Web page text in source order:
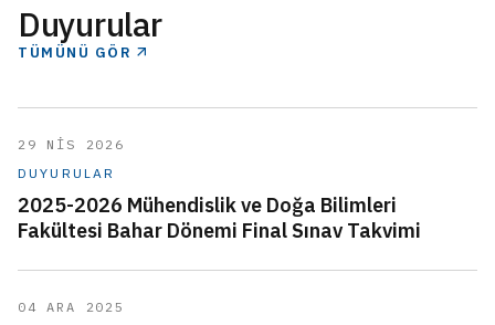
Duyurular
TÜMÜNÜ GÖR
29 NİS 2026
DUYURULAR
2025-2026 Mühendislik ve Doğa Bilimleri
Fakültesi Bahar Dönemi Final Sınav Takvimi
04 ARA 2025